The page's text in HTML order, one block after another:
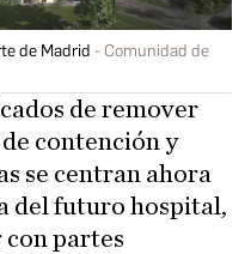
de Madrid
Comunidad de
de remover
contención y
se centran ahora
del futuro hospital,
con partes